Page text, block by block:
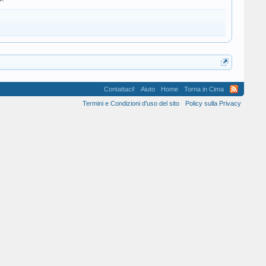
Contattaci! Aiuto Home
Torna in Cima
Termini e Condizioni d'uso del sito
Policy sulla Privacy